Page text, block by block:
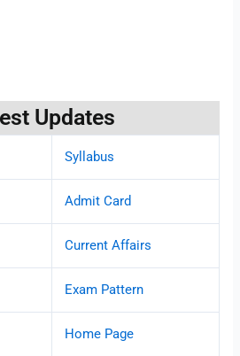
Updates
Syllabus
Admit Card
Current Affairs
Exam Pattern
Home Page